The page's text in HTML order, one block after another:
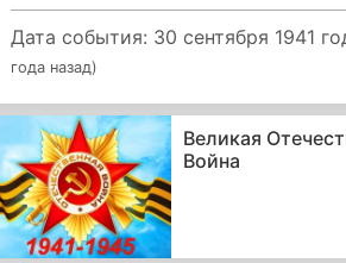
Дата события: 30 сентября 1941
года назад)
Великая
Война